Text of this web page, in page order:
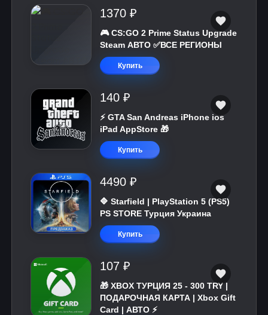
1370 ₽
🎮 CS:GO 2 Prime Status Upgrade
Steam АВТО ✅ВСЕ РЕГИОНЫ
Купить
140 ₽
⚡️ GTA San Andreas iPhone ios
iPad AppStore 🎁
Купить
4490 ₽
🔷 Starfield | PlayStation 5 (PS5)
PS STORE Турция Украина
Купить
107 ₽
🎁 XBOX ТУРЦИЯ 25 - 300 TRY |
ПОДАРОЧНАЯ КАРТА | Xbox Gift
Card | АВТО ⚡